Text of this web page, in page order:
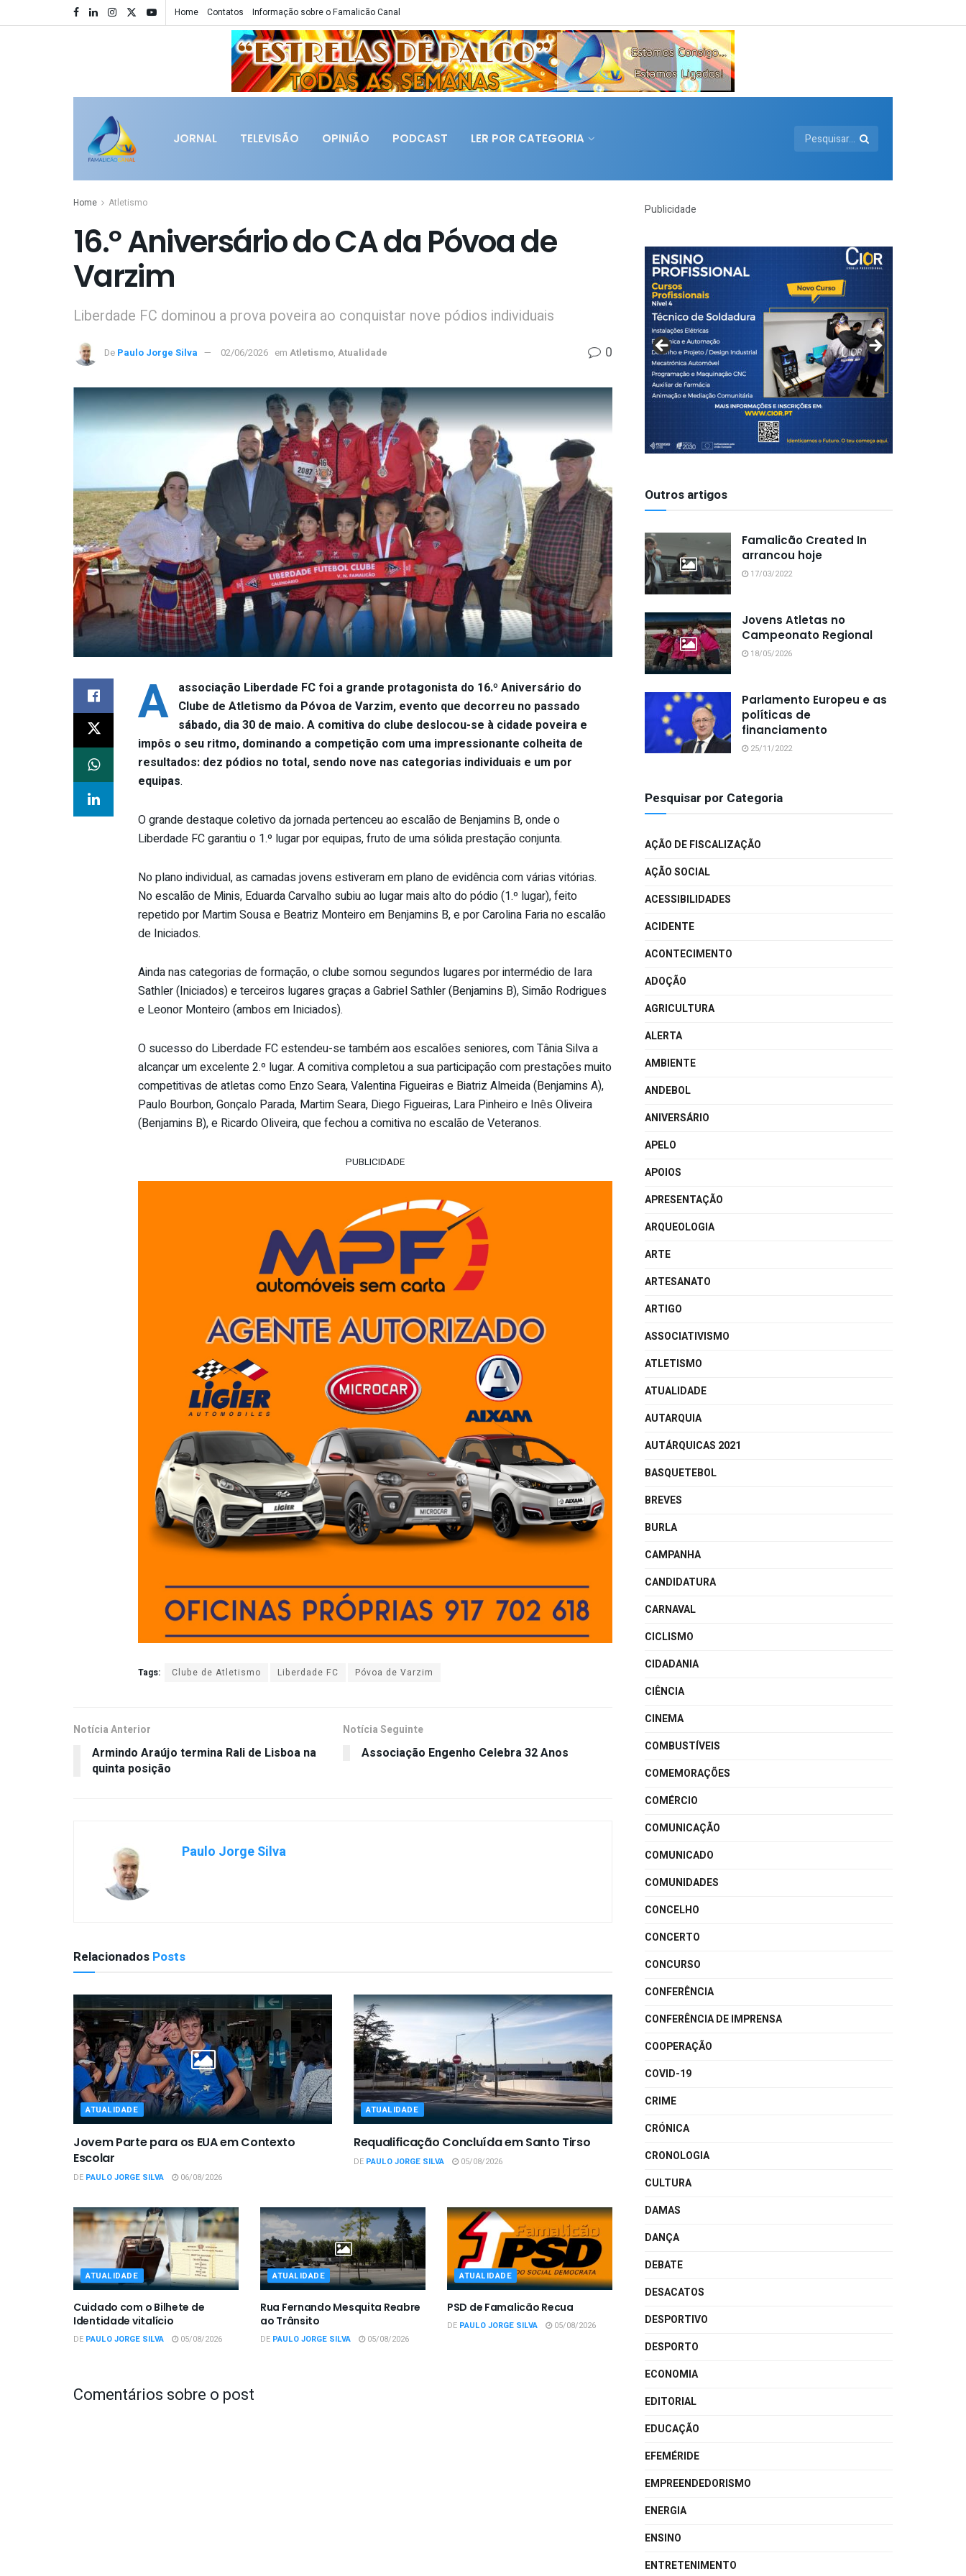
Home Contatos Informação sobre o Famalicão Canal
JORNAL TELEVISÃO OPINIÃO PODCAST LER POR CATEGORIA
Home Atletismo
16.º Aniversário do CA da Póvoa de
Varzim
Liberdade FC dominou a prova poveira ao conquistar nove pódios individuais
De Paulo Jorge Silva 02/06/2026 em Atletismo, Atualidade 0
A associação Liberdade FC foi a grande protagonista do 16.º Aniversário do
Clube de Atletismo da Póvoa de Varzim, evento que decorreu no passado
sábado, dia 30 de maio. A comitiva do clube deslocou-se à cidade poveira e
impôs o seu ritmo, dominando a competição com uma impressionante colheita de
resultados: dez pódios no total, sendo nove nas categorias individuais e um por
equipas.
O grande destaque coletivo da jornada pertenceu ao escalão de Benjamins B, onde o
Liberdade FC garantiu o 1.º lugar por equipas, fruto de uma sólida prestação conjunta.
No plano individual, as camadas jovens estiveram em plano de evidência com várias vitórias.
No escalão de Minis, Eduarda Carvalho subiu ao lugar mais alto do pódio (1.º lugar), feito
repetido por Martim Sousa e Beatriz Monteiro em Benjamins B, e por Carolina Faria no escalão
de Iniciados.
Ainda nas categorias de formação, o clube somou segundos lugares por intermédio de Iara
Sathler (Iniciados) e terceiros lugares graças a Gabriel Sathler (Benjamins B), Simão Rodrigues
e Leonor Monteiro (ambos em Iniciados).
O sucesso do Liberdade FC estendeu-se também aos escalões seniores, com Tânia Silva a
alcançar um excelente 2.º lugar. A comitiva completou a sua participação com prestações muito
competitivas de atletas como Enzo Seara, Valentina Figueiras e Biatriz Almeida (Benjamins A),
Paulo Bourbon, Gonçalo Parada, Martim Seara, Diego Figueiras, Lara Pinheiro e Inês Oliveira
(Benjamins B), e Ricardo Oliveira, que fechou a comitiva no escalão de Veteranos.
PUBLICIDADE
Tags: Clube de Atletismo Liberdade FC Póvoa de Varzim
Notícia Anterior
Armindo Araújo termina Rali de Lisboa na
quinta posição
Notícia Seguinte
Associação Engenho Celebra 32 Anos
Paulo Jorge Silva
Relacionados Posts
ATUALIDADE
Jovem Parte para os EUA em Contexto
Escolar
DE PAULO JORGE SILVA 06/08/2026
ATUALIDADE
Requalificação Concluída em Santo Tirso
DE PAULO JORGE SILVA 05/08/2026
ATUALIDADE
Cuidado com o Bilhete de
Identidade vitalício
DE PAULO JORGE SILVA 05/08/2026
ATUALIDADE
Rua Fernando Mesquita Reabre
ao Trânsito
DE PAULO JORGE SILVA 05/08/2026
ATUALIDADE
PSD de Famalicão Recua
DE PAULO JORGE SILVA 05/08/2026
Comentários sobre o post
Publicidade
Outros artigos
Famalicão Created In
arrancou hoje
17/03/2022
Jovens Atletas no
Campeonato Regional
18/05/2026
Parlamento Europeu e as
políticas de
financiamento
25/11/2022
Pesquisar por Categoria
AÇÃO DE FISCALIZAÇÃO
AÇÃO SOCIAL
ACESSIBILIDADES
ACIDENTE
ACONTECIMENTO
ADOÇÃO
AGRICULTURA
ALERTA
AMBIENTE
ANDEBOL
ANIVERSÁRIO
APELO
APOIOS
APRESENTAÇÃO
ARQUEOLOGIA
ARTE
ARTESANATO
ARTIGO
ASSOCIATIVISMO
ATLETISMO
ATUALIDADE
AUTARQUIA
AUTÁRQUICAS 2021
BASQUETEBOL
BREVES
BURLA
CAMPANHA
CANDIDATURA
CARNAVAL
CICLISMO
CIDADANIA
CIÊNCIA
CINEMA
COMBUSTÍVEIS
COMEMORAÇÕES
COMÉRCIO
COMUNICAÇÃO
COMUNICADO
COMUNIDADES
CONCELHO
CONCERTO
CONCURSO
CONFERÊNCIA
CONFERÊNCIA DE IMPRENSA
COOPERAÇÃO
COVID-19
CRIME
CRÓNICA
CRONOLOGIA
CULTURA
DAMAS
DANÇA
DEBATE
DESACATOS
DESPORTIVO
DESPORTO
ECONOMIA
EDITORIAL
EDUCAÇÃO
EFEMÉRIDE
EMPREENDEDORISMO
ENERGIA
ENSINO
ENTRETENIMENTO